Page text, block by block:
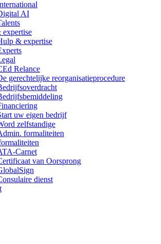
AI
& expertise
Relance
gerechtelijke reorganisatieprocedure
uw eigen bedrijf
zelfstandige
formaliteiten
Carnet
van Oorsprong
dienst